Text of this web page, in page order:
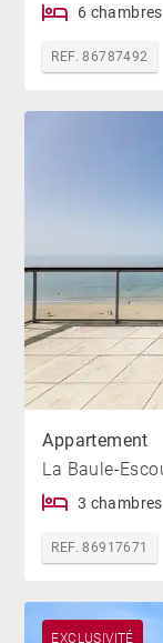
6 chambres
REF. 86787492
Appartement
La Baule-
3 chambres
REF. 86917671
EXCLUSIVITÉ